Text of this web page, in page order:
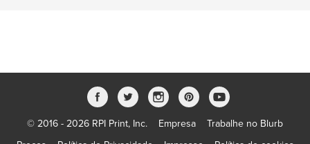
© 2016 - 2026 RPI Print, Inc. Empresa
Trabalhe no Blurb